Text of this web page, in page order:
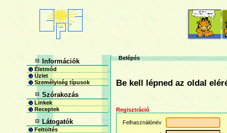
Információk
Életmód
Üzlet
Személyiség típusok
Szórakozás
Linkek
Receptek
Látogatók
Feltöltés
Belépés
Be kell lépned az oldal
Regisztráció
Felhasználónév